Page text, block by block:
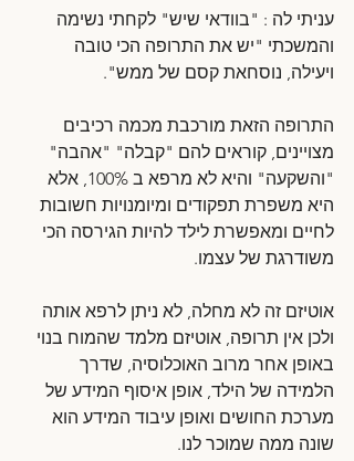
עניתי לה : "בוודאי שיש" לקחתי נשימה
והמשכתי "יש את התרופה הכי טובה
ויעילה, נוסחאת קסם של ממש".
התרופה הזאת מורכבת מכמה רכיבים
מצויינים, קוראים להם "קבלה" "אהבה"
"והשקעה" והיא לא מרפא ב 100%, אלא
היא משפרת תפקודים ומיומנויות חשובות
לחיים ומאפשרת לילד להיות הגירסה הכי
משודרגת של עצמו.
אוטיזם זה לא מחלה, לא ניתן לרפא אותה
ולכן אין תרופה, אוטיזם מלמד שהמוח בנוי
באופן אחר מרוב האוכלוסיה, שדרך
הלמידה של הילד, אופן איסוף המידע של
מערכת החושים ואופן עיבוד המידע הוא
שונה ממה שמוכר לנו.